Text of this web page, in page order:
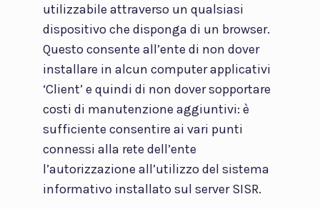
utilizzabile attraverso un qualsiasi
dispositivo che disponga di un browser.
Questo consente all’ente di non dover
installare in alcun computer applicativi
‘Client’ e quindi di non dover sopportare
costi di manutenzione aggiuntivi: è
sufficiente consentire ai vari punti
connessi alla rete dell’ente
l’autorizzazione all’utilizzo del sistema
informativo installato sul server SISR.